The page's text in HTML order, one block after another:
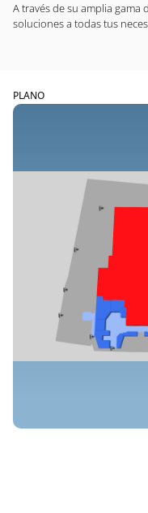
A través de su amplia gama
soluciones a todas tus
PLANO